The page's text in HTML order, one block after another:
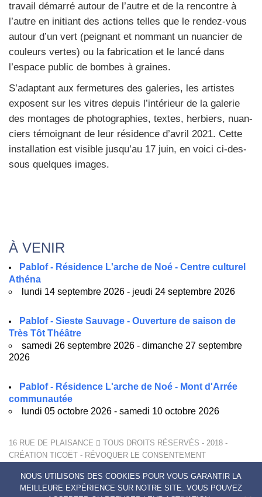
tra­vail démar­ré autour de l’autre et de la ren­contre à
l’autre en ini­tiant des actions telles que le ren­dez-vous
autour d’un vert (pei­gnant et nom­mant un nuan­cier de
cou­leurs vertes) ou la fabri­ca­tion et le lan­cé dans
l’espace public de bombes à graines.
S’adaptant aux fer­me­tures des gale­ries, les artistes
exposent sur les vitres depuis l’intérieur de la gale­rie
des mon­tages de pho­to­gra­phies, textes, her­biers, nuan­
ciers témoi­gnant de leur rési­dence d’avril 2021. Cette
ins­tal­la­tion est visible jusqu’au 17 juin, en voi­ci ci-des­
sous quelques images.
À VENIR
Pablof - Résidence L'arche de Noé - Centre culturel
Athéna
lundi 14 septembre 2026 - jeudi 24 septembre 2026
Pablof - Sieste Sauvage - Ouverture de saison de
Très Tôt Théâtre
samedi 26 septembre 2026 - dimanche 27 septembre
2026
Pablof - Résidence L'arche de Noé - Mont d'Arrée
communautée
lundi 05 octobre 2026 - samedi 10 octobre 2026
16 RUE DE PLAISANCE
TOUS DROITS RÉSERVÉS - 2018 -
CRÉATION TICOËT - RÉVOQUER LE CONSENTEMENT
MENTIONS LÉGALES
POLITIQUE DE CONFIDENTIALITÉ
NOUS UTILISONS DES COOKIES POUR VOUS GARANTIR LA
MEILLEURE EXPÉRIENCE SUR NOTRE SITE. VOUS POUVEZ